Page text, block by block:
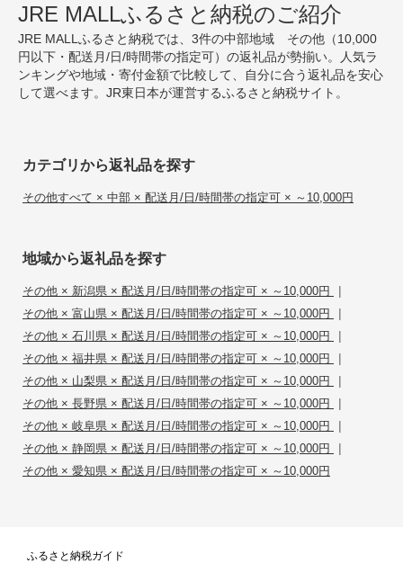
JRE MALLふるさと納税のご紹介
JRE MALLふるさと納税では、3件の中部地域 その他（10,000
円以下・配送月/日/時間帯の指定可）の返礼品が勢揃い。人気ラ
ンキングや地域・寄付金額で比較して、自分に合う返礼品を安心
して選べます。JR東日本が運営するふるさと納税サイト。
カテゴリから返礼品を探す
その他すべて × 中部 × 配送月/日/時間帯の指定可 × ～10,000円
地域から返礼品を探す
その他 × 新潟県 × 配送月/日/時間帯の指定可 × ～10,000円 |
その他 × 富山県 × 配送月/日/時間帯の指定可 × ～10,000円 |
その他 × 石川県 × 配送月/日/時間帯の指定可 × ～10,000円 |
その他 × 福井県 × 配送月/日/時間帯の指定可 × ～10,000円 |
その他 × 山梨県 × 配送月/日/時間帯の指定可 × ～10,000円 |
その他 × 長野県 × 配送月/日/時間帯の指定可 × ～10,000円 |
その他 × 岐阜県 × 配送月/日/時間帯の指定可 × ～10,000円 |
その他 × 静岡県 × 配送月/日/時間帯の指定可 × ～10,000円 |
その他 × 愛知県 × 配送月/日/時間帯の指定可 × ～10,000円
ふるさと納税ガイド